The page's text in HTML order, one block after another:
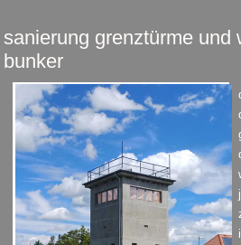
sanierung grenztürme und
bunker